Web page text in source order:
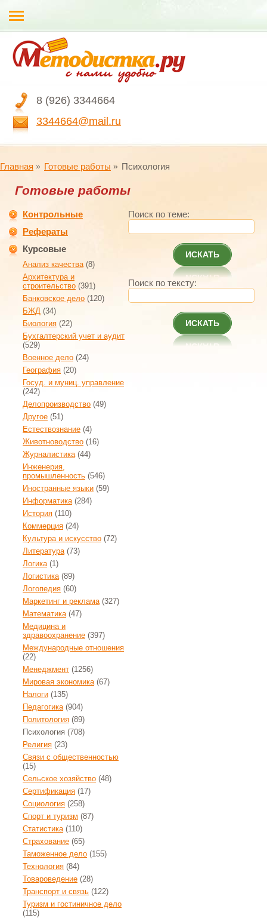
8 (926) 3344664
3344664@mail.ru
Главная Готовые работы Психология
Готовые работы
Контрольные
Рефераты
Курсовые
Анализ качества(8)
Архитектура и
строительство (391)
Банковское дело (120)
БЖД (34)
Биология (22)
Бухгалтерский учет и аудит
(529)
Военное дело (24)
География (20)
Госуд. и муниц. управление
(242)
Делопроизводство (49)
Другое (51)
Естествознание (4)
Животноводство (16)
Журналистика(44)
Инженерия,
промышленность (546)
Иностранные языки (59)
Информатика(284)
История (110)
Коммерция (24)
Культура и искусство (72)
Литература(73)
Логика(1)
Логистика(89)
Логопедия (60)
Маркетинг и реклама(327)
Математика(47)
Медицина и
здравоохранение (397)
Международные отношения
(22)
Менеджмент (1256)
Мировая экономика(67)
Налоги (135)
Педагогика(904)
Политология (89)
Психология (708)
Религия (23)
Связи с общественностью
(15)
Сельское хозяйство (48)
Сертификация (17)
Социология (258)
Спорт и туризм (87)
Статистика(110)
Страхование (65)
Таможенное дело (155)
Технология (84)
Товароведение (28)
Транспорт и связь (122)
Туризм и гостиничное дело
(115)
Поиск по теме:
ИСКАТЬ
Поиск по тексту:
ИСКАТЬ